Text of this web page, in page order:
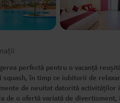
perfectă pentru o vacanță
în timp ce iubitorii de
de neuitat datorită
de o ofertă variată de divertisment,